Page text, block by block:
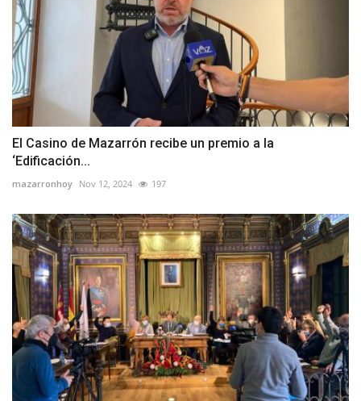
El Casino de Mazarrón recibe un premio a la
‘Edificación...
mazarronhoy Nov 12, 2024 197